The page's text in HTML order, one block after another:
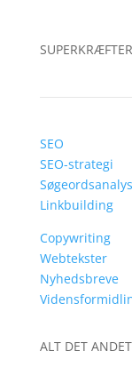
SUPERKRÆFTER
SEO
SEO-strategi
Linkbuilding
Copywriting
Webtekster
Nyhedsbreve
ALT DET ANDET